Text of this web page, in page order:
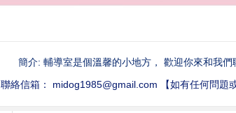
簡介: 輔導室是個溫馨的小地方， 歡迎你來和我
聯絡信箱： midog1985@gmail.com 【如有任何問題